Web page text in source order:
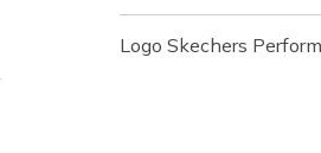
Logo Skechers